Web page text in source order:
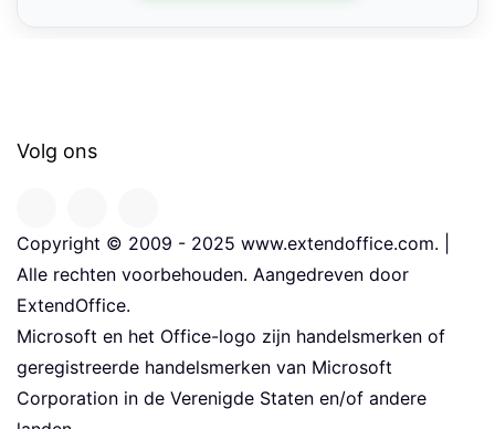
Volg ons
Copyright © 2009 - 2025 www.extendoffice.com. |
Alle rechten voorbehouden. Aangedreven door
ExtendOffice.
Microsoft en het Office-logo zijn handelsmerken of
geregistreerde handelsmerken van Microsoft
Corporation in de Verenigde Staten en/of andere